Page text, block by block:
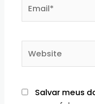
Salvar meus